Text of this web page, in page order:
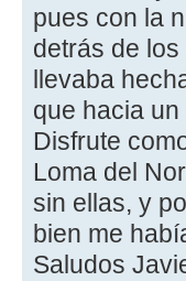
pues con la
detrás de
llevaba
que hacia
Disfrute
Loma del
sin ellas, y
bien me
Saludos